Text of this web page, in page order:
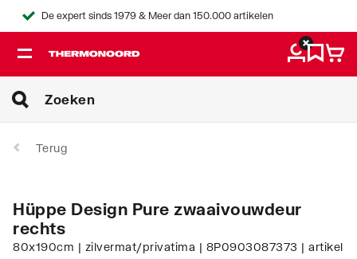
De expert sinds 1979 & Meer dan 150.000 artikelen
Terug
Hüppe Design Pure zwaaivouwdeur
rechts
80x190cm | zilvermat/privatima | 8P0903087373 | artikel